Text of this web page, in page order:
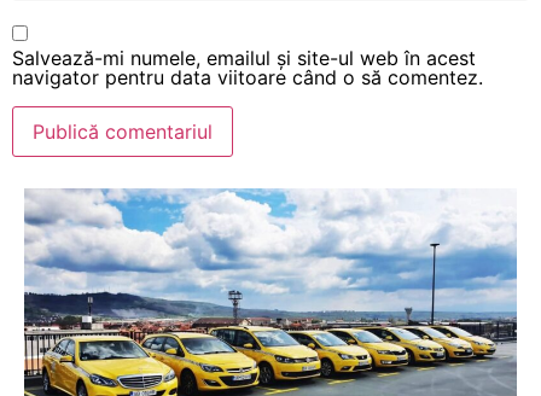
Salvează-mi numele, emailul și site-ul web în acest
navigator pentru data viitoare când o să comentez.